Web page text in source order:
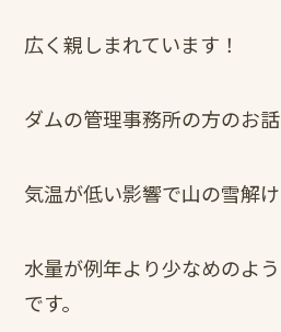
広く親しまれています！
ダムの管理事務所の方のお話
気温が低い影響で山の雪解
水量が例年より少なめのよ
です。